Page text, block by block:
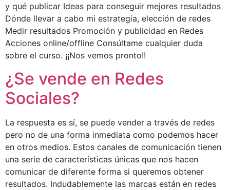
y qué publicar Ideas para conseguir mejores resultados
Dónde llevar a cabo mi estrategia, elección de redes
Medir resultados Promoción y publicidad en Redes
Acciones online/offline Consúltame cualquier duda
sobre el curso. ¡¡Nos vemos pronto!!
¿Se vende en Redes
Sociales?
La respuesta es sí, se puede vender a través de redes
pero no de una forma inmediata como podemos hacer
en otros medios. Estos canales de comunicación tienen
una serie de características únicas que nos hacen
comunicar de diferente forma si queremos obtener
resultados. Indudablemente las marcas están en redes